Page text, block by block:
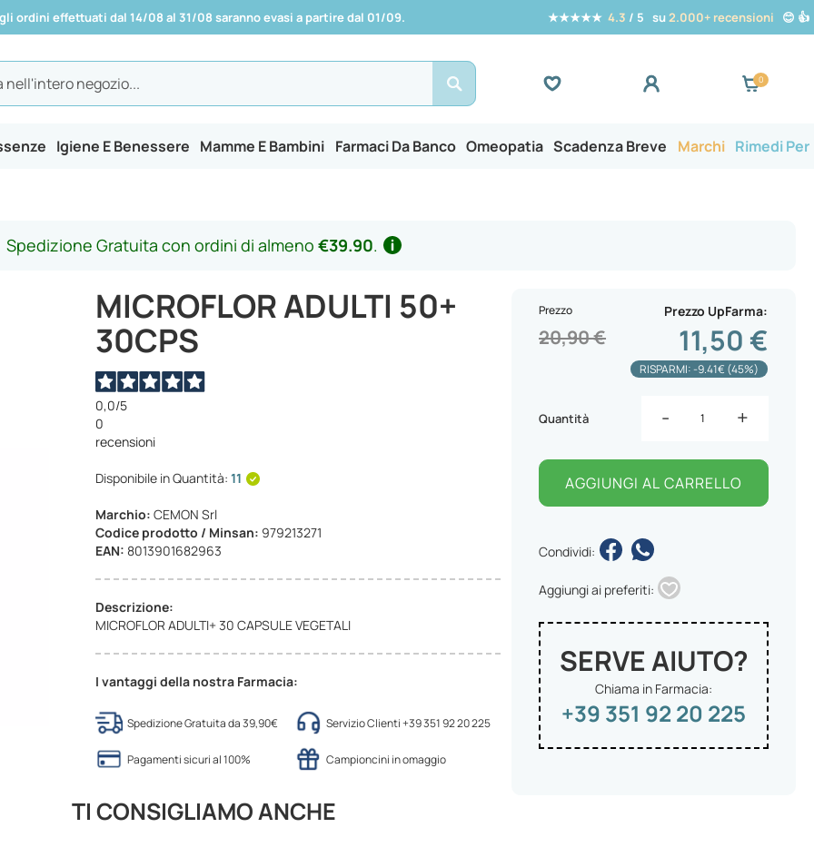
ordini effettuati dal 14/08 al 31/08 saranno evasi a partire dal 01/09. ★★★★★ 4.3 / 5 su2.000+ recensioni 😊 👍
Search
Igiene E Benessere Mamme E Bambini Farmaci Da Banco Omeopatia Scadenza Breve Marchi Rimedi Per
Spedizione Gratuita con ordini di almeno €39.90.
MICROFLOR ADULTI 50+
30CPS
0,0/5
0
recensioni
Disponibile in Quantità:11
Marchio:CEMON Srl
Codice prodotto / Minsan: 979213271
EAN:8013901682963
Descrizione:
MICROFLOR ADULTI+ 30 CAPSULE VEGETALI
I vantaggi della nostra Farmacia:
Spedizione Gratuita da 39,90€ Servizio Clienti +39 351 92 20 225
Pagamenti sicuri al 100% Campioncini in omaggio
Prezzo UpFarma
11,50 €
Prezzo
20,90 €
RISPARMI: -9.41€ (45%)
Quantità - +
AGGIUNGI AL CARRELLO
Condividi:
Aggiungi ai preferiti:
SERVE AIUTO?
Chiama in Farmacia:
+39 351 92 20 225
TI CONSIGLIAMO ANCHE